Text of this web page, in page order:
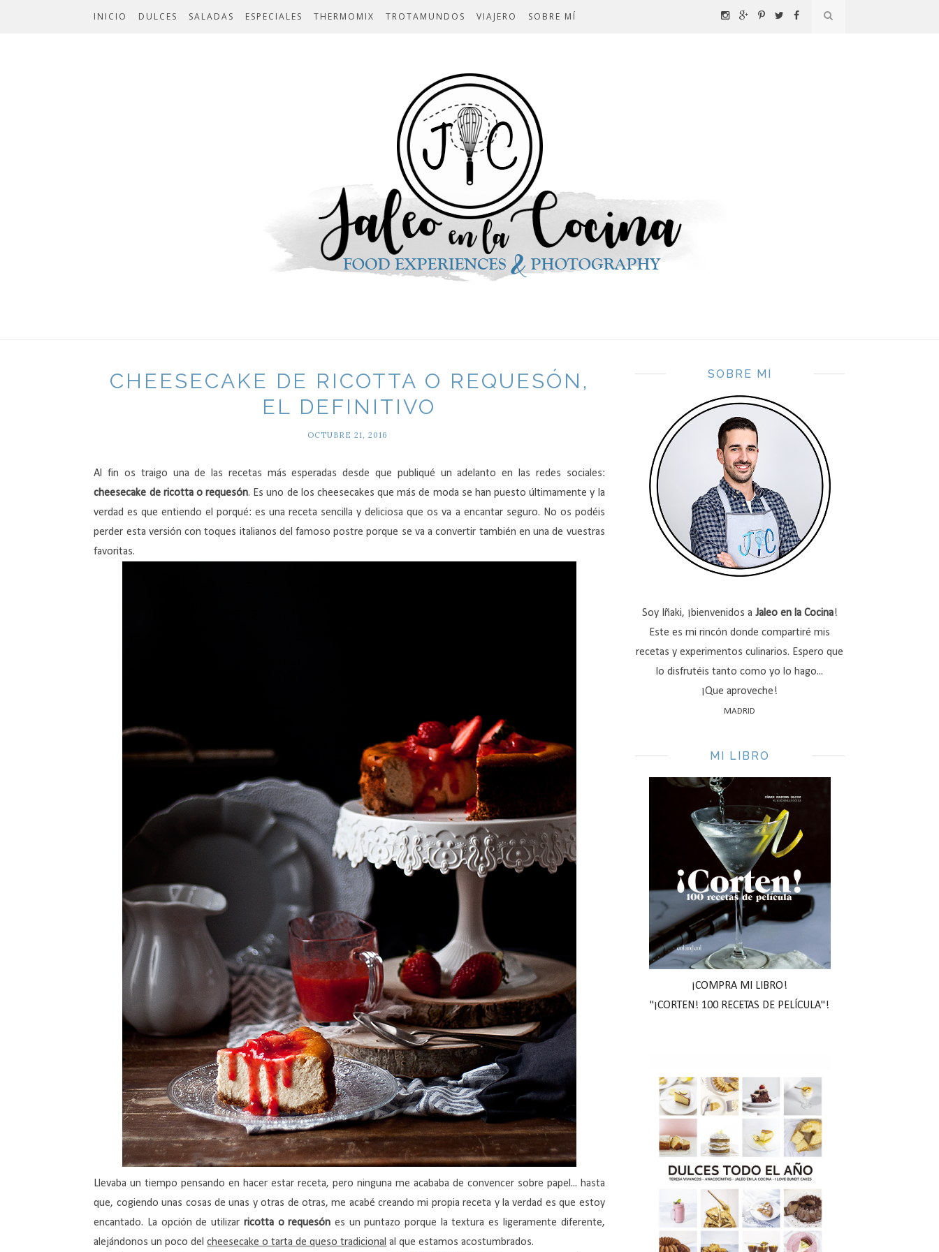
INICIO DULCES SALADAS ESPECIALES THERMOMIX TROTAMUNDOS VIAJERO SOBRE MÍ
CHEESECAKE DE RICOTTA O REQUESÓN,
EL DEFINITIVO
OCTUBRE 21, 2016
Al fin os traigo una de las recetas más esperadas desde que publiqué un adelanto en las redes sociales:
cheesecake de ricotta o requesón. Es uno de los cheesecakes que más de moda se han puesto últimamente y la
verdad es que entiendo el porqué: es una receta sencilla y deliciosa que os va a encantar seguro. No os podéis
perder esta versión con toques italianos del famoso postre porque se va a convertir también en una de vuestras
favoritas.
Llevaba un tiempo pensando en hacer estar receta, pero ninguna me acababa de convencer sobre papel... hasta
que, cogiendo unas cosas de unas y otras de otras, me acabé creando mi propia receta y la verdad es que estoy
encantado. La opción de utilizar ricotta o requesón es un puntazo porque la textura es ligeramente diferente,
alejándonos un poco delcheesecake o tarta de queso tradicional al que estamos acostumbrados.
SOBRE MÍ
Soy Iñaki, ¡bienvenidos a Jaleo en la Cocina!
Este es mi rincón donde compartiré mis
recetas y experimentos culinarios. Espero que
lo disfrutéis tanto como yo lo hago...
¡Que aproveche!
MADRID
MI LIBRO
¡COMPRA MI LIBRO!
"¡CORTEN! 100 RECETAS DE PELÍCULA"!